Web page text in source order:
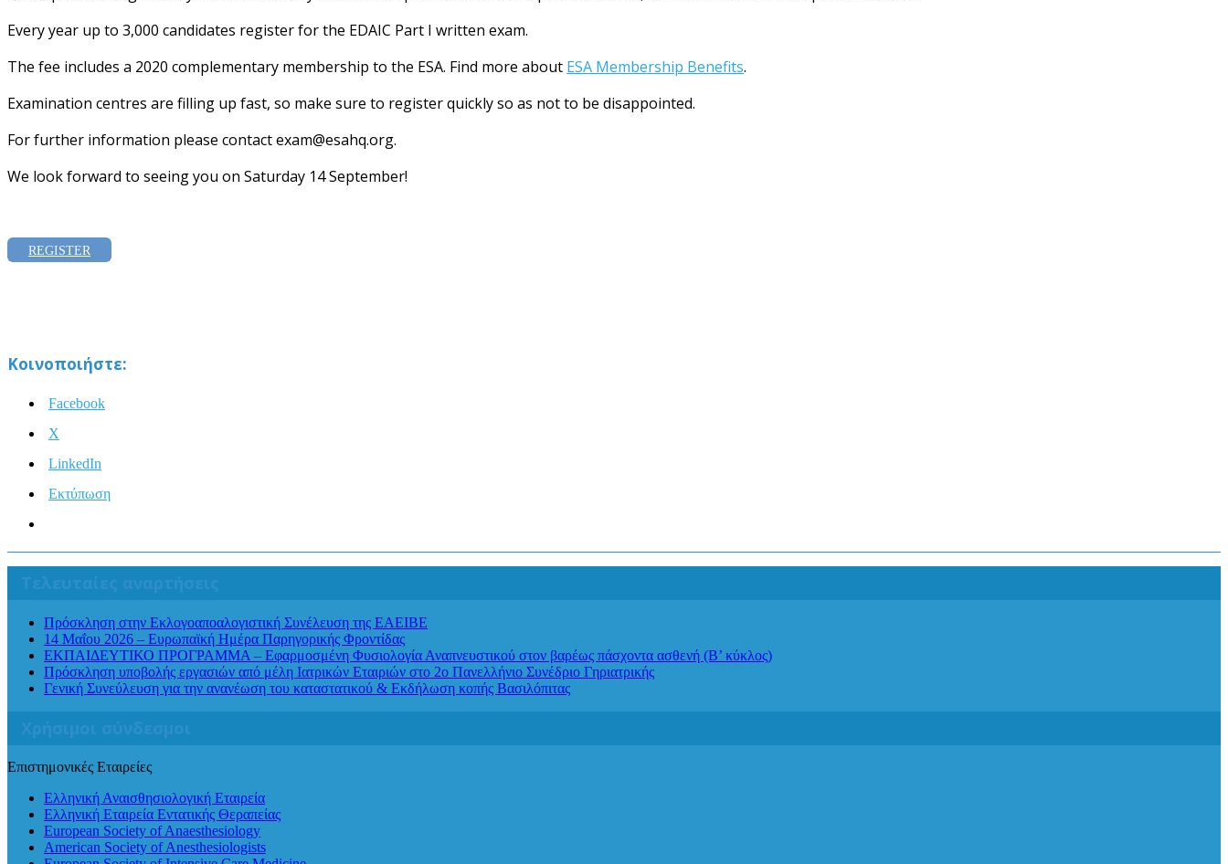
Every year up to 3,000 candidates register for the EDAIC Part I written exam.
The fee includes a 2020 complementary membership to the ESA. Find more about ESA Membership Benefits.
Examination centres are filling up fast, so make sure to register quickly so as not to be disappointed.
For further information please contactexam@esahq.org.
We look forward to seeing you on Saturday 14 September!
REGISTER
Κοινοποιήστε:
Facebook
X
LinkedIn
Εκτύπωση
Πρόσκληση στην Εκλογοαποαλογιστική Συνέλευση της ΕΑΕΙΒΕ
14 Μαΐου 2026 – Ευρωπαϊκή Ημέρα Παρηγορικής Φροντίδας
ΕΚΠΑΙΔΕΥΤΙΚΟ ΠΡΟΓΡΑΜΜΑ – Εφαρμοσμένη Φυσιολογία Αναπνευστικού στον βαρέως πάσχοντα ασθενή (Β’ κύκλος)
Πρόσκληση υποβολής εργασιών από μέλη Ιατρικών Εταιριών στο 2ο Πανελλήνιο Συνέδριο Γηριατρικής
Γενική Συνεύλευση για την ανανέωση του καταστατικού & Εκδήλωση κοπής Βασιλόπιτας
Επιστημονικές Εταιρείες
Ελληνική Αναισθησιολογική Εταιρεία
Ελληνική Εταιρεία Εντατικής Θεραπείας
European Society of Anaesthesiology
American Society of Anesthesiologists